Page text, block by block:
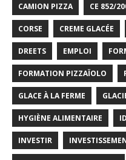
CAMION PIZZA CE 852/
CORSE CREME GLACÉE
DREETS EMPLOI
FORMATION PIZZAÏOLO
GLACE À LA FERME
HYGIÈNE ALIMENTAIRE
INVESTIR